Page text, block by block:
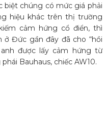
biệt chúng có mức giá phải
hiệu khác trên thị trường
cảm hứng cổ điển, thì
Đức gần đây đã cho “hồi
được lấy cảm hứng từ
Bauhaus, chiếc AW10.